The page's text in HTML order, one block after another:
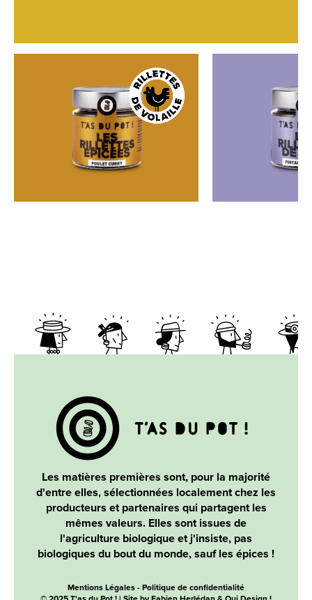
Les matières premières sont, pour la majorité
d'entre elles, sélectionnées localement chez les
producteurs et partenaires qui partagent les
mêmes valeurs. Elles sont issues de
l'agriculture biologique et j'insiste, pas
biologiques du bout du monde, sauf les épices !
Mentions Légales - Politique de confidentialité